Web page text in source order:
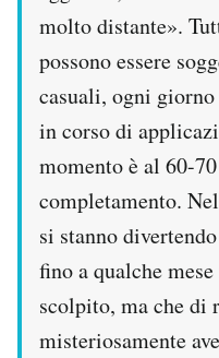
molto distante».
possono essere
casuali, ogni
in corso di
momento è al 60-
completamento.
si stanno
fino a qualche
scolpito, ma che di
misteriosamente